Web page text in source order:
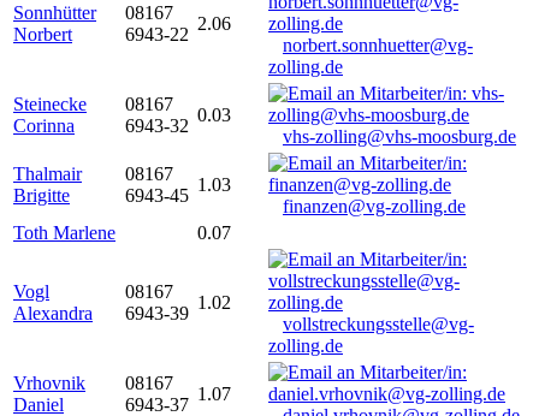
Sonnhütter
Norbert
08167
6943-22
2.06
norbert.sonnhuetter@vg-
zolling.de
Steinecke
Corinna
08167
6943-32
0.03
vhs-zolling@vhs-moosburg.de
Thalmair
Brigitte
08167
6943-45
1.03
finanzen@vg-zolling.de
Toth Marlene
0.07
Vogl
Alexandra
08167
6943-39
1.02
vollstreckungsstelle@vg-
zolling.de
Vrhovnik
Daniel
08167
6943-37
1.07